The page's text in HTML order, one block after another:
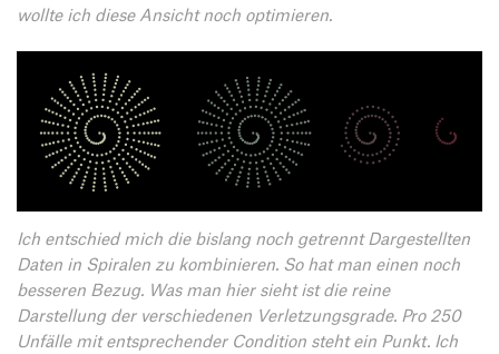
wollte ich diese Ansicht noch optimieren.
Ich entschied mich die bislang noch getrennt Dargestellten
Daten in Spiralen zu kombinieren. So hat man einen noch
besseren Bezug. Was man hier sieht ist die reine
Darstellung der verschiedenen Verletzungsgrade. Pro 250
Unfälle mit entsprechender Condition steht ein Punkt. Ich